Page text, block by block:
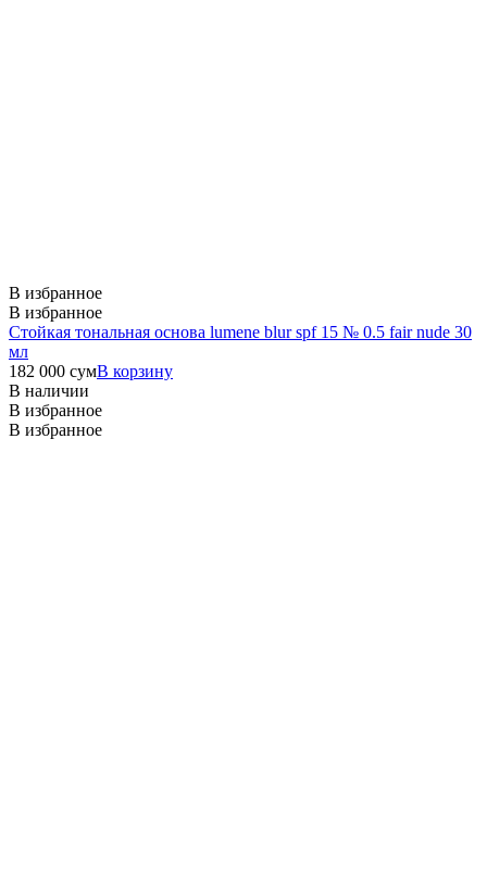
В избранное
В избранное
Стойкая тональная основа lumene blur spf 15 № 0.5 fair nude 30
мл
182 000 сумВ корзину
В наличии
В избранное
В избранное